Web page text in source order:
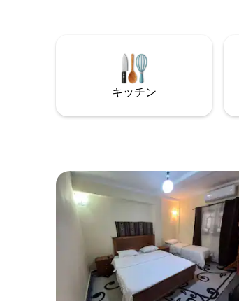
スタッフが、快適さ、優雅さ、静けさを
兼ね備えた体験を提供します。
キッチン